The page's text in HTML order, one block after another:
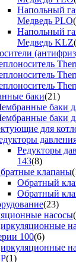
Напольный
Медведь PLO
Напольный
Медведь KLZ
баки(21)
баки
баки
для
Редукторы
143(8)
клапаны
Обратный
Обратный
(23)
насосы
100(6)
(1)